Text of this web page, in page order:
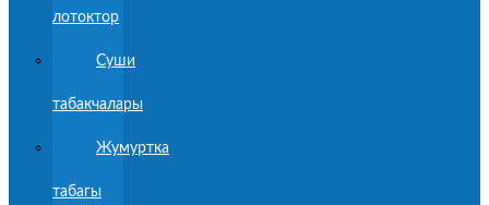
лотоктор
Суши
табакчалары
Жумуртка
табагы